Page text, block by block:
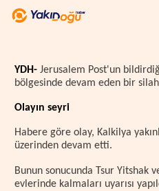
YDH- Jerusalem Post'un
bölgesinde devam eden bir
Olayın seyri
Habere göre olay, Kalkilya
üzerinden devam etti.
Bunun sonucunda Tsur Yitshak
evlerinde kalmaları uyarısı